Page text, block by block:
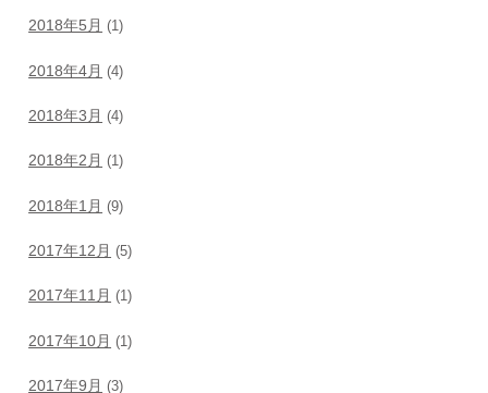
2018年5月 (1)
2018年4月 (4)
2018年3月 (4)
2018年2月 (1)
2018年1月 (9)
2017年12月 (5)
2017年11月 (1)
2017年10月 (1)
2017年9月 (3)